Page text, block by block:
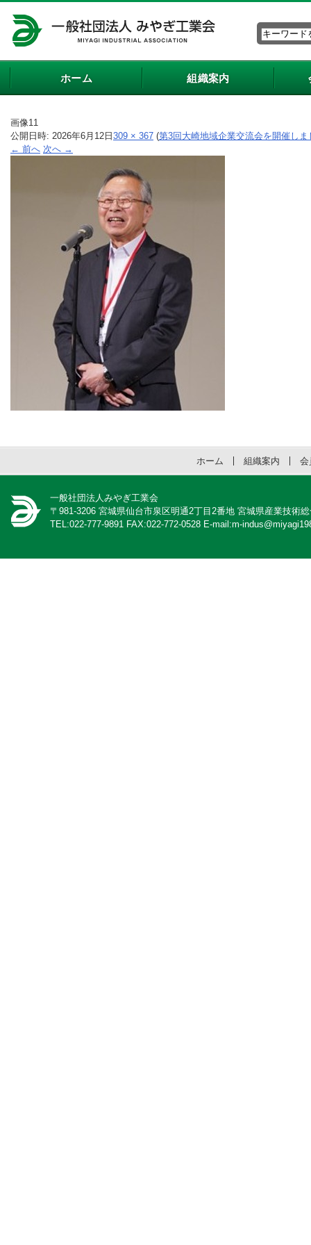
ホーム 組織案内
画像11
公開日時: 2026年6月12日 309 × 367 (第3回大崎地域企業交流会を開催し
← 前へ 次へ →
ホーム 組織案内 会
一般社団法人みやぎ工業会
〒981-3206 宮城県仙台市泉区明通2丁目2番地 宮城県産業技術
TEL:022-777-9891 FAX:022-772-0528 E-mail:m-